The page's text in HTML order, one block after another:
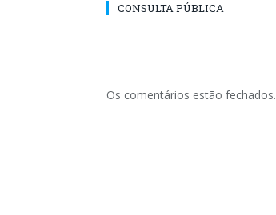
CONSULTA PÚBLICA
Os comentários estão fechados.